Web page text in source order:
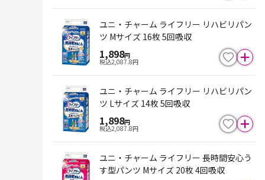
ユニ・チャーム ライフリー リハビリパン
ツ Mサイズ 16枚 5回吸収
1,898円
税込2,087.8円
ユニ・チャーム ライフリー リハビリパン
ツ Lサイズ 14枚 5回吸収
1,898円
税込2,087.8円
ユニ・チャーム ライフリー 長時間安心う
す型パンツ Mサイズ 20枚 4回吸収